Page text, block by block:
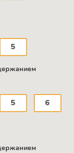
5
5 6